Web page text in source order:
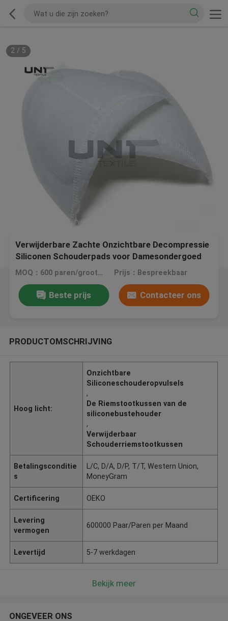
2/ 5
Verwijderbare Zachte Onzichtbare Decompressie
Siliconen Schouderpads voor Damesondergoed
en Pakken
MOQ：600 paren/grootte Prijs：Bespreekbaar
Beste prijs Contacteer ons
PRODUCTOMSCHRIJVING
Hoog licht:
Onzichtbare
Siliconeschouderopvulsels
,
De Riemstootkussen van de
siliconebustehouder
,
Verwijderbaar
Schouderriemstootkussen
Betalingsconditie
s
L/C, D/A, D/P, T/T, Western Union,
MoneyGram
Certificering OEKO
Levering
vermogen
600000 Paar/Paren per Maand
Levertijd 5-7 werkdagen
Bekijk meer
ONGEVEER ONS